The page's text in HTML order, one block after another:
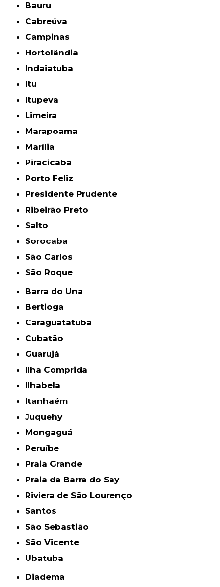
Bauru
Cabreúva
Campinas
Hortolândia
Indaiatuba
Itu
Itupeva
Limeira
Marapoama
Marília
Piracicaba
Porto Feliz
Presidente Prudente
Ribeirão Preto
Salto
Sorocaba
São Carlos
São Roque
Barra do Una
Bertioga
Caraguatatuba
Cubatão
Guarujá
Ilha Comprida
Ilhabela
Itanhaém
Juquehy
Mongaguá
Peruíbe
Praia Grande
Praia da Barra do Say
Riviera de São Lourenço
Santos
São Sebastião
São Vicente
Ubatuba
Diadema